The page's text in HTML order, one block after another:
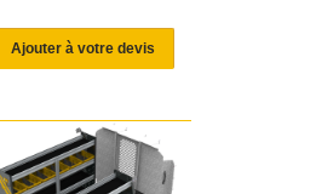
Ajouter à votre devis